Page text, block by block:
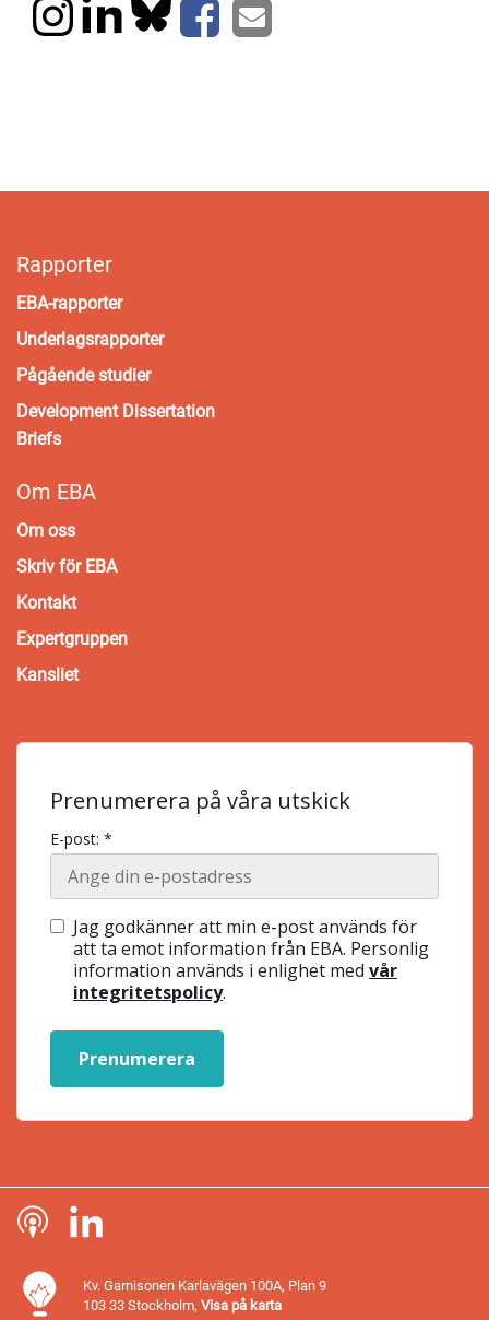
Rapporter
EBA-rapporter
Underlagsrapporter
Pågående studier
Development Dissertation
Briefs
Om EBA
Om oss
Skriv för EBA
Kontakt
Expertgruppen
Kansliet
Prenumerera på våra utskick
E-post: *
Jag godkänner att min e-post används för
att ta emot information från EBA. Personlig
information används i enlighet med vår
integritetspolicy.
Prenumerera
Kv. Garnisonen Karlavägen 100A, Plan 9
103 33 Stockholm, Visa på karta